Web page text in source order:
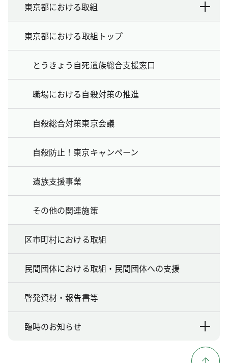
東京都における取組
東京都における取組トップ
とうきょう自死遺族総合支援窓口
職場における自殺対策の推進
自殺総合対策東京会議
自殺防止！東京キャンペーン
遺族支援事業
その他の関連施策
区市町村における取組
民間団体における取組・民間団体への支援
啓発資材・報告書等
臨時のお知らせ